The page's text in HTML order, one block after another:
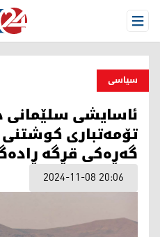
Open Menu
سیاسی
ئاسایشی
تۆمەتباری
گەڕەکی قڕگە
2024-11-08 20:06